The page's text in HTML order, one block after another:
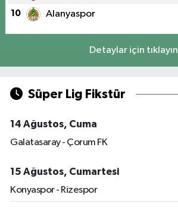
10 Alanyaspor
Detaylar için tıklayın
Süper Lig Fikstür
14 Ağustos, Cuma
Galatasaray - Çorum FK
15 Ağustos, Cumartesi
Konyaspor - Rizespor